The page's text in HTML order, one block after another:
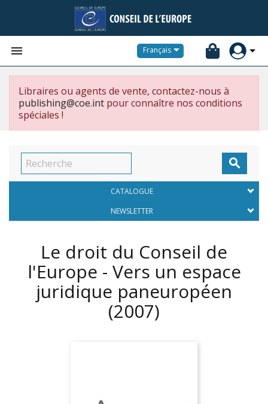
 Français
Libraires ou agents de vente, contactez-nous à
publishing@coe.int pour connaître nos conditions
spéciales !

CATALOGUE
NEWSLETTER
Le droit du Conseil de
l'Europe - Vers un espace
juridique paneuropéen
(2007)